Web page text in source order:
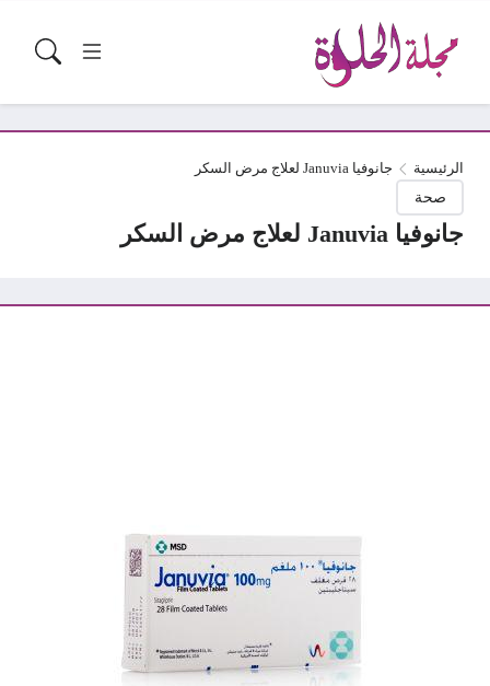
الرئيسية جانوفيا Januvia لعلاج مرض السكر
صحة
جانوفيا Januvia لعلاج مرض السكر